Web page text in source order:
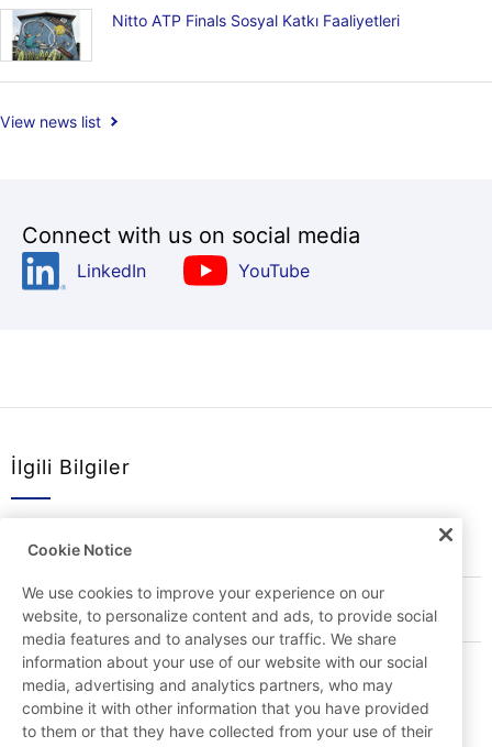
Nitto ATP Finals Sosyal Katkı Faaliyetleri
View news list
Connect with us on social media
LinkedIn YouTube
İlgili Bilgiler
Hakkımızda
Yatırımcılar
Kariyerler
Cookie Notice
We use cookies to improve your experience on our
website, to personalize content and ads, to provide social
media features and to analyses our traffic. We share
information about your use of our website with our social
media, advertising and analytics partners, who may
combine it with other information that you have provided
to them or that they have collected from your use of their